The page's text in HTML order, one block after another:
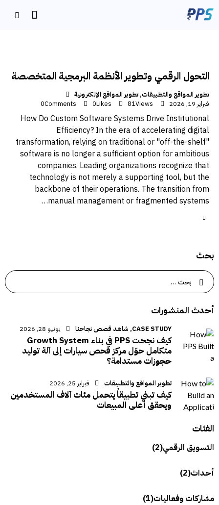
التحول الرقمي وتطوير الأنظمة البرمجية المتخصصة
تطوير المواقع والتطبيقات,تطوير المواقع الإلكترونية
فبراير 19, 2026
81Views
0Likes
0Comments
How Do Custom Software Systems Drive Institutional
Efficiency? In the era of accelerating digital
transformation, relying on traditional or "off-the-shelf"
software is no longer a sufficient option for ambitious
companies. Leading organizations recognize that
technology is not merely a supporting tool, but the
backbone of their operations. The transition from
manual management or fragmented systems…
بحث
أحدث المنشورات
CASE STUDY, شاهد قصص نجاحنا يونيو 28, 2026
كيف نجحت PPS في بناء Growth System
متكامل حوّل مركز فحص سيارات إلى آلة توليد
حجوزات مستدامة؟
تطوير المواقع والتطبيقات فبراير 25, 2026
كيف تبني تطبيقاً يتحمل مئات آلاف المستخدمين
ويحقق أعلى المبيعات
الفئات
التسويق الرقمي(2)
أحداث(2)
مشاركات وفعاليات(1)